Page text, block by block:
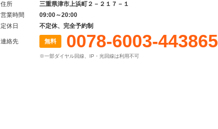
住所
三重県津市上浜町２－２１７－１
営業時間
09:00～20:00
定休日
不定休、完全予約制
連絡先 無料 0078-6003-443865
※一部ダイヤル回線、IP・光回線は利用不可